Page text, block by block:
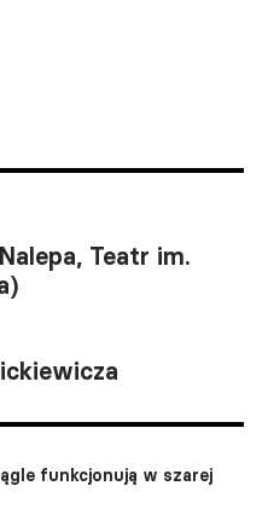
Teatr im.
funkcjonują w szarej